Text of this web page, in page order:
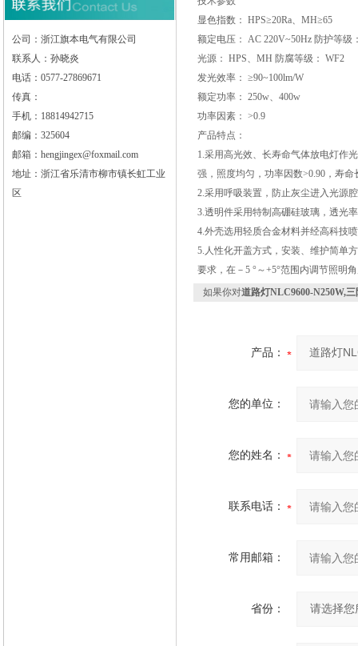
公司：浙江旗本电气有限公司
联系人：孙晓炎
电话：0577-27869671
传真：
手机：18814942715
邮编：325604
邮箱：hengjingex@foxmail.com
地址：浙江省乐清市柳市镇长虹工业
区
显色指数： HPS≥20Ra、MH≥65
额定电压： AC 220V~50Hz 防护等级
光源： HPS、MH 防腐等级： WF2
发光效率： ≥90~100lm/W
额定功率： 250w、400w
功率因素： >0.9
产品特点：
1.采用高光效、长寿命气体放电灯作
强，照度均匀，功率因数>0.90，寿
2.采用呼吸装置，防止灰尘进入光源
3.透明件采用特制高硼硅玻璃，透光
4.外壳选用轻质合金材料并经高科技
5.人性化开盖方式，安装、维护简单
要求，在－5 °～+5°范围内调节照明
如果你对道路灯NLC9600-N250W,
产品：
您的单位：
您的姓名：
联系电话：
常用邮箱：
省份：